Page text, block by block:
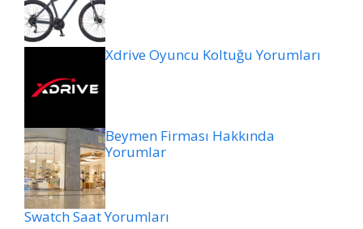
Xdrive Oyuncu Koltuğu Yorumları
Beymen Firması Hakkında
Yorumlar
Swatch Saat Yorumları